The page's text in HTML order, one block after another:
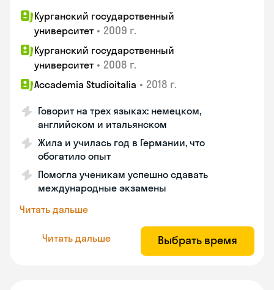
Курганский государственный
университет • 2009 г.
Курганский государственный
университет • 2008 г.
Accademia Studioitalia • 2018 г.
Говорит на трех языках: немецком,
английском и итальянском
Жила и училась год в Германии, что
обогатило опыт
Помогла ученикам успешно сдавать
международные экзамены
Читать дальше
Читать дальше Выбрать время